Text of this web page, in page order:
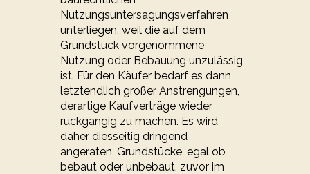
Nutzungsuntersagungsverfahren
unterliegen, weil die auf dem
Grundstück vorgenommene
Nutzung oder Bebauung unzulässig
ist. Für den Käufer bedarf es dann
letztendlich großer Anstrengungen,
derartige Kaufverträge wieder
rückgängig zu machen. Es wird
daher diesseitig dringend
angeraten, Grundstücke, egal ob
bebaut oder unbebaut, zuvor im